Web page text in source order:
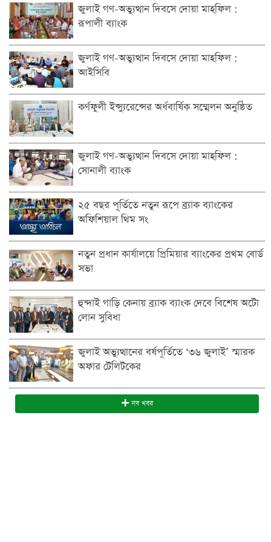
জুলাই গণ-অভ্যুত্থান দিবসে দোয়া মাহফিল :
রূপালী ব্যাংক
জুলাই গণ-অভ্যুত্থান দিবসে দোয়া মাহফিল :
আইসিবি
কর্ণফুলী ইন্স্যুরেন্সের অর্ধবার্ষিক সম্মেলন অনুষ্ঠিত
জুলাই গণ-অভ্যুত্থান দিবসে দোয়া মাহফিল :
সোনালী ব্যাংক
২৫ বছর পূর্তিতে নতুন রূপে ব্র্যাক ব্যাংকের
অফিশিয়াল থিম সং
নতুন প্রধান কার্যালয়ে প্রিমিয়ার ব্যাংকের প্রথম বোর্ড
সভা
হুন্দাই গাড়ি কেনায় ব্র্যাক ব্যাংক দেবে বিশেষ অটো
লোন সুবিধা
জুলাই অভ্যুত্থানের বর্ষপূর্তিতে ‘৩৬ জুলাই’ স্মারক
অফার টেলিটকের
সব খবর